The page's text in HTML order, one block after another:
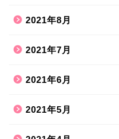
2021年8月
2021年7月
2021年6月
2021年5月